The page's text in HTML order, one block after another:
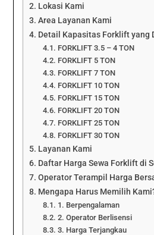
Lokasi Kami
Area Layanan Kami
Detail Kapasitas Forklift yang
FORKLIFT 3.5 – 4 TON
FORKLIFT 5 TON
FORKLIFT 7 TON
FORKLIFT 10 TON
FORKLIFT 15 TON
FORKLIFT 20 TON
FORKLIFT 25 TON
FORKLIFT 30 TON
Layanan Kami
Daftar Harga Sewa Forklift di
Operator Terampil Harga
Mengapa Harus Memilih
1. Berpengalaman
2. Operator Berlisensi
3. Harga Terjangkau